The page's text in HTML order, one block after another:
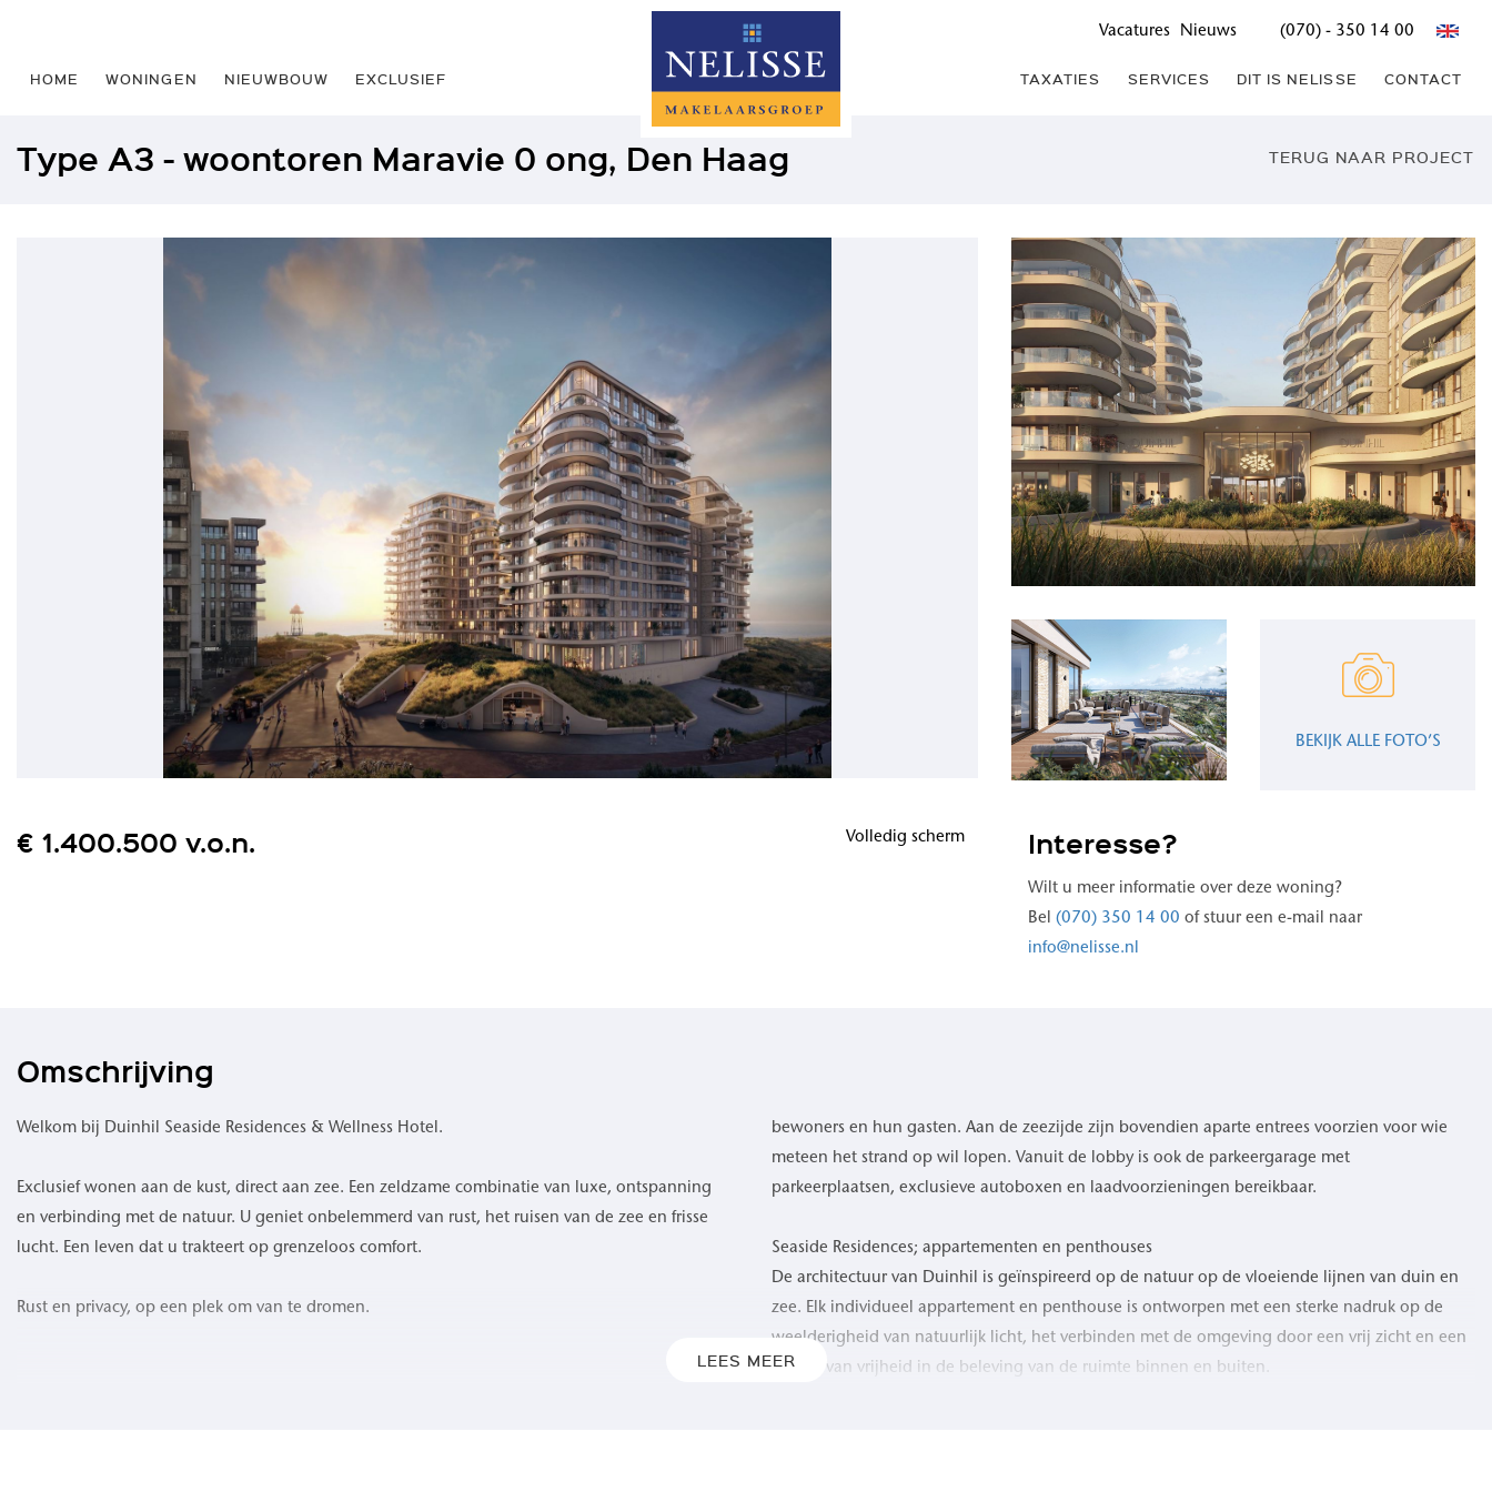
HOME WONINGEN NIEUWBOUW EXCLUSIEF
Vacatures Nieuws (070) - 350 14 00
TAXATIES SERVICES DIT IS NELISSE CONTACT
Type A3 - woontoren Maravie 0 ong, Den Haag TERUG NAAR PROJECT
€ 1.400.500 v.o.n. Volledig scherm
BEKIJK ALLE FOTO’S
Interesse?
Wilt u meer informatie over deze woning?
Bel (070) 350 14 00 of stuur een e-mail naar
info@nelisse.nl
Omschrijving
Welkom bij Duinhil Seaside Residences & Wellness Hotel.
Exclusief wonen aan de kust, direct aan zee. Een zeldzame combinatie van luxe, ontspanning
en verbinding met de natuur. U geniet onbelemmerd van rust, het ruisen van de zee en frisse
lucht. Een leven dat u trakteert op grenzeloos comfort.
Rust en privacy, op een plek om van te dromen.
bewoners en hun gasten. Aan de zeezijde zijn bovendien aparte entrees voorzien voor wie
meteen het strand op wil lopen. Vanuit de lobby is ook de parkeergarage met
parkeerplaatsen, exclusieve autoboxen en laadvoorzieningen bereikbaar.
Seaside Residences; appartementen en penthouses
De architectuur van Duinhil is geïnspireerd op de natuur op de vloeiende lijnen van duin en
zee. Elk individueel appartement en penthouse is ontworpen met een sterke nadruk op de
weelderigheid van natuurlijk licht, het verbinden met de omgeving door een vrij zicht en een
gevoel van vrijheid in de beleving van de ruimte binnen en buiten.
LEES MEER